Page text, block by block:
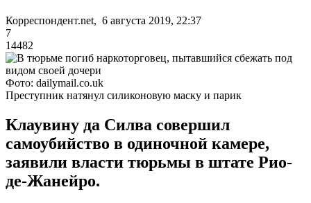
Корреспондент.net, 6 августа 2019, 22:37
7
14482
Фото: dailymail.co.uk
Преступник натянул силиконовую маску и парик
Клаувину да Силва совершил
самоубийство в одиночной камере,
заявили власти тюрьмы в штате Рио-
де-Жанейро.